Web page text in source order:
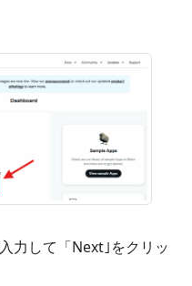
力して「Next｣をクリッ